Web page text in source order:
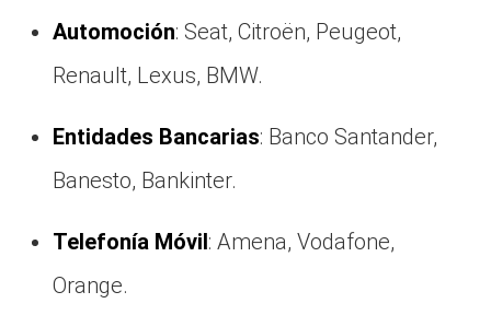
Automoción: Seat, Citroën, Peugeot,
Renault, Lexus, BMW.
Entidades Bancarias: Banco Santander,
Banesto, Bankinter.
Telefonía Móvil: Amena, Vodafone,
Orange.